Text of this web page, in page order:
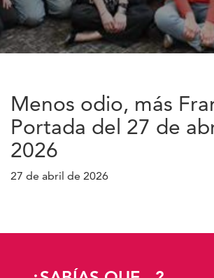
Menos odio, más
Portada del 27 de
2026
27 de abril de 2026